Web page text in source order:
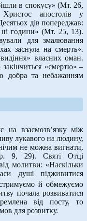
в спокусу» (Мт. 26,
апостолів у
дів попереджав:
ні години» (Мт. 25, 13).
для змалювання
заснула на смерть».
власних оман.
«смертю» –
добра та небажанням
на взаємозв’язку між
лукавого на людину,
не можна вигнати,
9, 29). Святі Отці
молитви: «Наскільки
душі підживитися
й обмежуємо
почала розвиватися
від посту, то
для розвитку.